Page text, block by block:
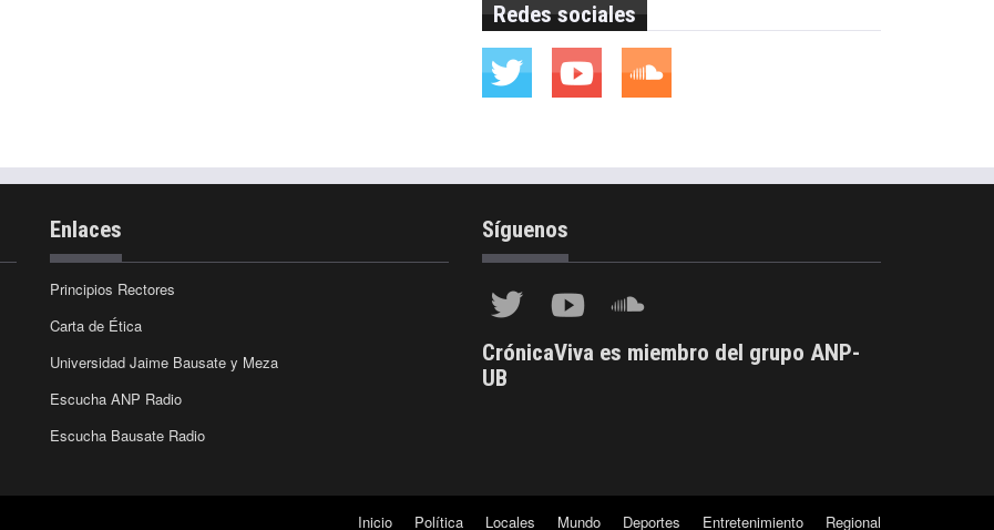
Redes sociales
Enlaces
Principios Rectores
Carta de Ética
Universidad Jaime Bausate y Meza
Escucha ANP Radio
Escucha Bausate Radio
Síguenos
CrónicaViva es miembro del grupo ANP-
UB
Inicio Política Locales Mundo Deportes Entretenimiento Regional